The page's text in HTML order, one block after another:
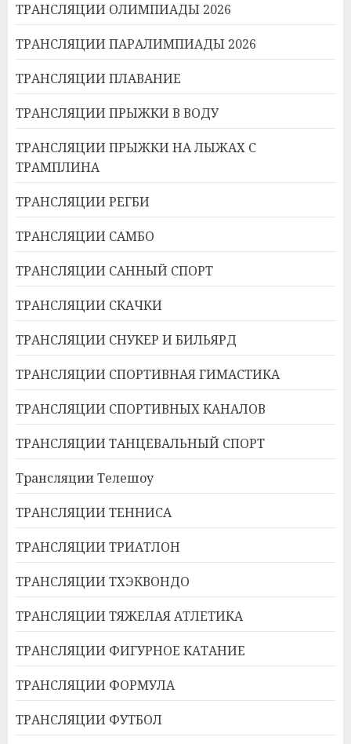
ТРАНСЛЯЦИИ ОЛИМПИАДЫ 2026
ТРАНСЛЯЦИИ ПАРАЛИМПИАДЫ 2026
ТРАНСЛЯЦИИ ПЛАВАНИЕ
ТРАНСЛЯЦИИ ПРЫЖКИ В ВОДУ
ТРАНСЛЯЦИИ ПРЫЖКИ НА ЛЫЖАХ С
ТРАМПЛИНА
ТРАНСЛЯЦИИ РЕГБИ
ТРАНСЛЯЦИИ САМБО
ТРАНСЛЯЦИИ САННЫЙ СПОРТ
ТРАНСЛЯЦИИ СКАЧКИ
ТРАНСЛЯЦИИ СНУКЕР И БИЛЬЯРД
ТРАНСЛЯЦИИ СПОРТИВНАЯ ГИМАСТИКА
ТРАНСЛЯЦИИ СПОРТИВНЫХ КАНАЛОВ
ТРАНСЛЯЦИИ ТАНЦЕВАЛЬНЫЙ СПОРТ
Трансляции Телешоу
ТРАНСЛЯЦИИ ТЕННИСА
ТРАНСЛЯЦИИ ТРИАТЛОН
ТРАНСЛЯЦИИ ТХЭКВОНДО
ТРАНСЛЯЦИИ ТЯЖЕЛАЯ АТЛЕТИКА
ТРАНСЛЯЦИИ ФИГУРНОЕ КАТАНИЕ
ТРАНСЛЯЦИИ ФОРМУЛА
ТРАНСЛЯЦИИ ФУТБОЛ